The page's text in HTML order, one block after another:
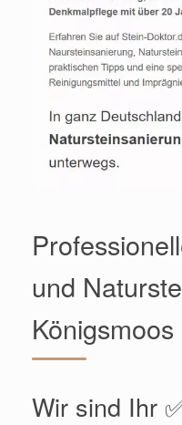
und
Königsmoos
Wir sind Ihr